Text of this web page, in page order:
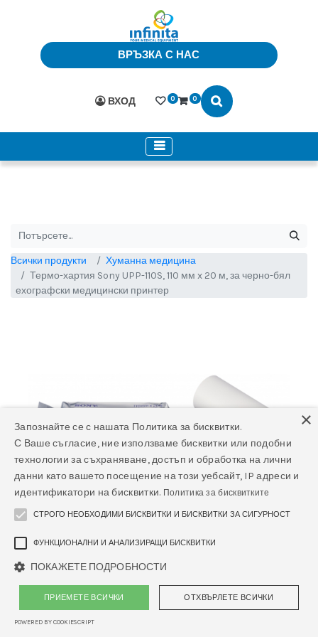
ВРЪЗКА С НАС
ВХОД 0 0
Всички продукти
Хуманна медицина
Термо-хартия Sony UPP-110S, 110 мм x 20 м, за черно-бял
ехографски медицински принтер
Термо-хартия Sony UPP-110S, 110 мм x
20 м, за черно-бял ехографски
×
Запознайте се с нашата Политика за бисквитки.
С Ваше съгласие, ние използваме бисквитки или подобни
технологии за съхраняване, достъп и обработка на лични
данни като вашето посещение на този уебсайт, IP адреси и
идентификатори на бисквитки. Политика за бисквитките
СТРОГО НЕОБХОДИМИ БИСКВИТКИ И БИСКВИТКИ ЗА СИГУРНОСТ
ФУНКЦИОНАЛНИ И АНАЛИЗИРАЩИ БИСКВИТКИ
ПОКАЖЕТЕ ПОДРОБНОСТИ
ПРИЕМЕТЕ ВСИЧКИ ОТХВЪРЛЕТЕ ВСИЧКИ
POWERED BY COOKIESCRIPT